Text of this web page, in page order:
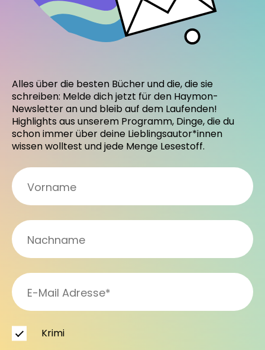
Alles über die besten Bücher und die, die sie
schreiben: Melde dich jetzt für den Haymon-
Newsletter an und bleib auf dem Laufenden!
Highlights aus unserem Programm, Dinge, die du
schon immer über deine Lieblingsautor*innen
wissen wolltest und jede Menge Lesestoff.
Krimi